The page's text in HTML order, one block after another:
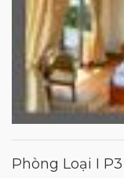
Phòng Loại I